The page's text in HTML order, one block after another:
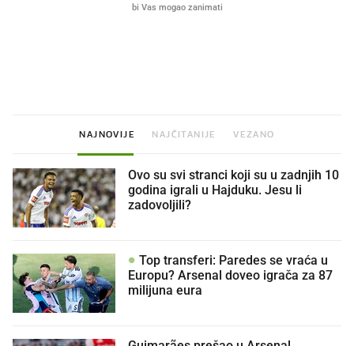
NAJNOVIJE NAJČITANIJE VEZANO
Ovo su svi stranci koji su u zadnjih 10
godina igrali u Hajduku. Jesu li
zadovoljili?
Top transferi: Paredes se vraća u
Europu? Arsenal doveo igrača za 87
milijuna eura